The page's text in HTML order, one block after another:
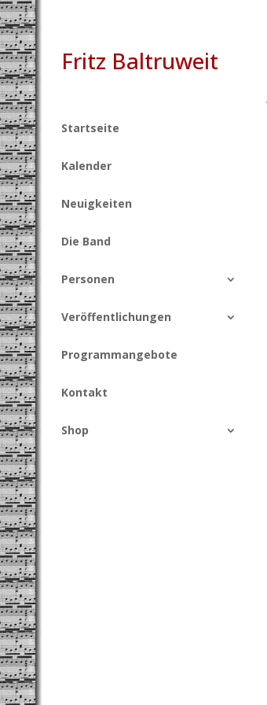
Fritz Baltruweit
Startseite
Kalender
Neuigkeiten
Die Band
Personen
Veröffentlichungen
Programmangebote
Kontakt
Shop